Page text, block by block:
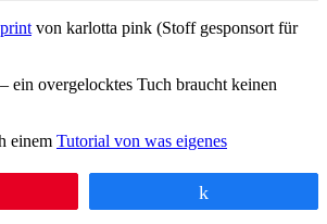
von karlotta pink (Stoff gesponsort für
ein overgelocktes Tuch braucht keinen
einem Tutorial von was eigenes